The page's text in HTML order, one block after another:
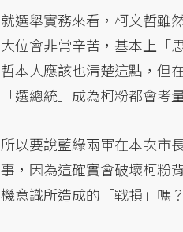
就選舉實務來看，柯文哲雖
大位會非常辛苦，基本上「
哲本人應該也清楚這點，但
「選總統」成為柯粉都會
所以要說藍綠兩軍在本次市
事，因為這確實會破壞柯粉
機意識所造成的「戰損」嗎？